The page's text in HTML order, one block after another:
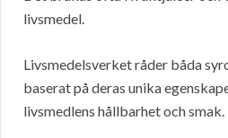
livsmedel.
Livsmedelsverket råder båda
baserat på deras unika
livsmedlens hållbarhet och smak.